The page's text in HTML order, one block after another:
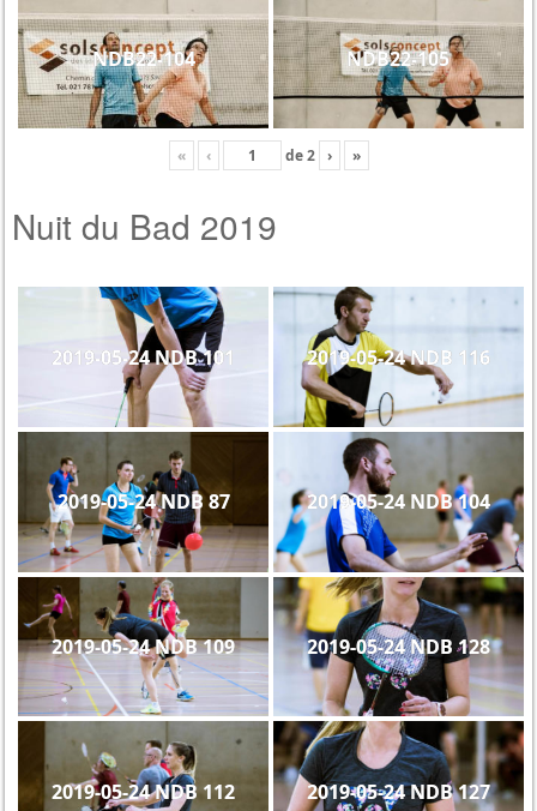
NDB22-104 NDB22-105
« ‹ de2 › »
Nuit du Bad 2019
2019-05-24 NDB 101 2019-05-24 NDB 116
2019-05-24 NDB 87 2019-05-24 NDB 104
2019-05-24 NDB 109 2019-05-24 NDB 128
2019-05-24 NDB 112 2019-05-24 NDB 127